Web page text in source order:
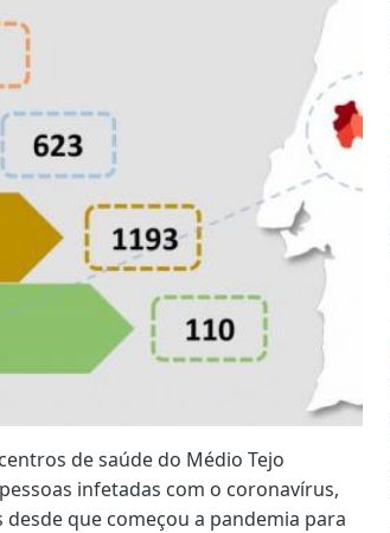
de saúde do Médio Tejo
infetadas com o coronavírus,
que começou a pandemia para